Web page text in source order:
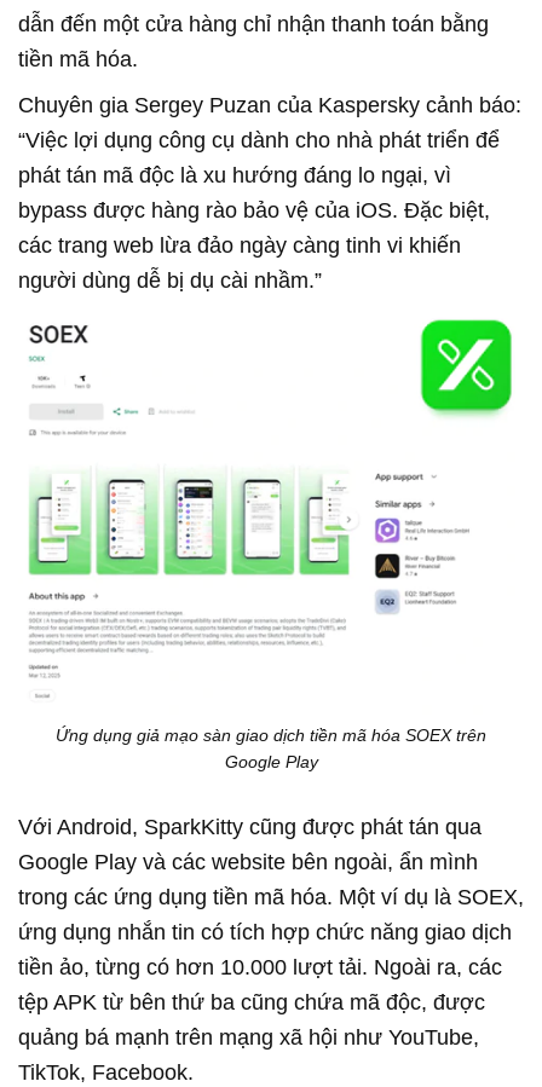
dẫn đến một cửa hàng chỉ nhận thanh toán bằng
tiền mã hóa.
Chuyên gia Sergey Puzan của Kaspersky cảnh báo:
“Việc lợi dụng công cụ dành cho nhà phát triển để
phát tán mã độc là xu hướng đáng lo ngại, vì
bypass được hàng rào bảo vệ của iOS. Đặc biệt,
các trang web lừa đảo ngày càng tinh vi khiến
người dùng dễ bị dụ cài nhầm.”
Ứng dụng giả mạo sàn giao dịch tiền mã hóa SOEX trên
Google Play
Với Android, SparkKitty cũng được phát tán qua
Google Play và các website bên ngoài, ẩn mình
trong các ứng dụng tiền mã hóa. Một ví dụ là SOEX,
ứng dụng nhắn tin có tích hợp chức năng giao dịch
tiền ảo, từng có hơn 10.000 lượt tải. Ngoài ra, các
tệp APK từ bên thứ ba cũng chứa mã độc, được
quảng bá mạnh trên mạng xã hội như YouTube,
TikTok, Facebook.